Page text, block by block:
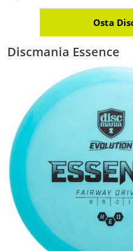
Osta
Discmania Essence